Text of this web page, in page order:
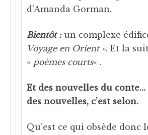
d’Amanda Gorman.
Bientôt :un complexe
Voyage en Orient ». Et la
« poèmes courts« .
Et des nouvelles du
des nouvelles, c’est selon.
Qu’est ce qui obsède donc